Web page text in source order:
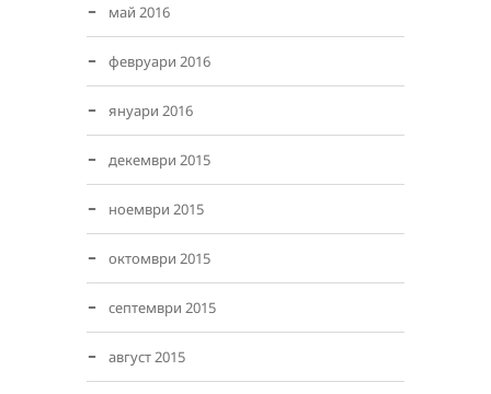
май 2016
февруари 2016
януари 2016
декември 2015
ноември 2015
октомври 2015
септември 2015
август 2015